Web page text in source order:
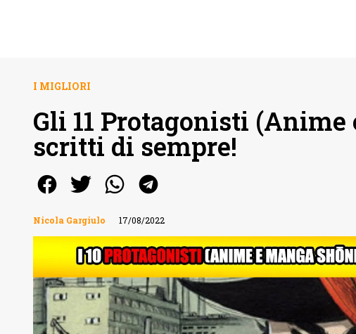
I MIGLIORI
Gli 11 Protagonisti
scritti di sempre!
Nicola Gargiulo 17/08/2022